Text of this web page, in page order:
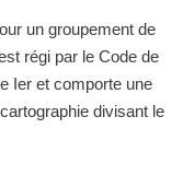
un groupement de
régi par le Code de
Ier et comporte une
divisant le